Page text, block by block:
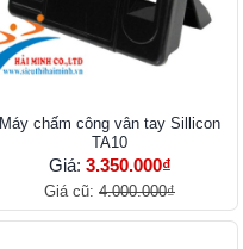
Máy chấm công vân tay Sillicon
TA10
Giá: 3.350.000₫
Giá cũ: 4.000.000₫